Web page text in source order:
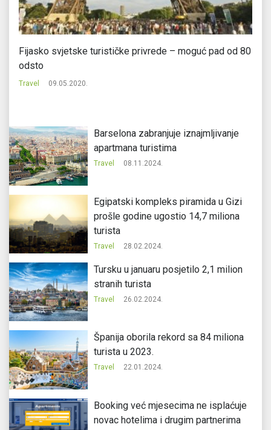
Fijasko svjetske turističke privrede – moguć pad od 80
odsto
Travel 09.05.2020.
Barselona zabranjuje iznajmljivanje
apartmana turistima
Travel 08.11.2024.
Egipatski kompleks piramida u Gizi
prošle godine ugostio 14,7 miliona
turista
Travel 28.02.2024.
Tursku u januaru posjetilo 2,1 milion
stranih turista
Travel 26.02.2024.
Španija oborila rekord sa 84 miliona
turista u 2023.
Travel 22.01.2024.
Booking već mjesecima ne isplaćuje
novac hotelima i drugim partnerima